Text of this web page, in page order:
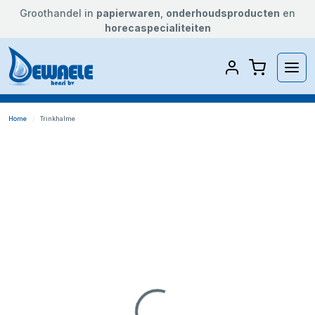
Groothandel in papierwaren onderhoudsproducten en
horecaspecialiteiten
Home Trinkhalme
Loading...